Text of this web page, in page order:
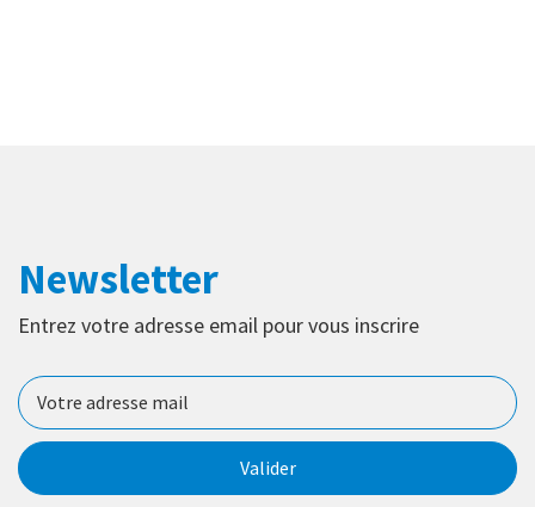
Newsletter
Entrez votre adresse email pour vous inscrire
Valider